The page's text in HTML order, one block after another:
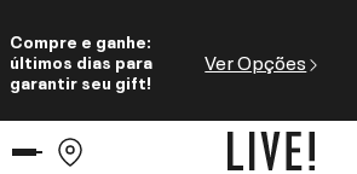
Compre e ganhe:
últimos dias para
garantir seu gift!
Ver Opções